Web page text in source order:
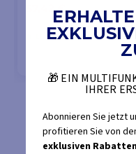
57,42 €
60,39 €
LETZTE ARTIKEL AUF
🎁 EIN
IHRER
Abonnieren Sie jetzt
profitieren Sie von
exklusiven